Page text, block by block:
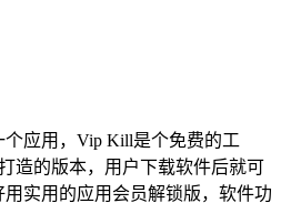
应用，Vip Kill是个免费的工
造的版本，用户下载软件后就可
实用的应用会员解锁版，软件功